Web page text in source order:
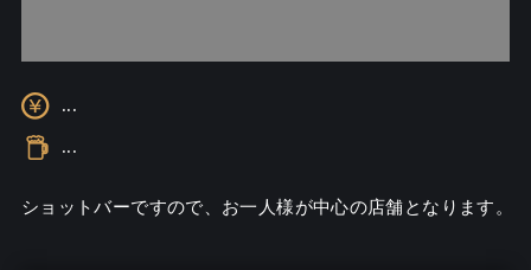
...
...
ショットバーですので、お一人様が中心の店舗となります。